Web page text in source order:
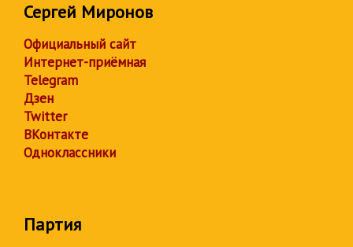
Сергей Миронов
Официальный сайт
Интернет-приёмная
Telegram
Дзен
Twitter
ВКонтакте
Одноклассники
Партия